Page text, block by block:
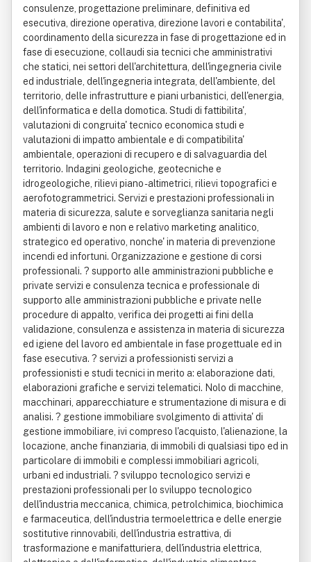
consulenze, progettazione preliminare, definitiva ed
esecutiva, direzione operativa, direzione lavori e contabilita',
coordinamento della sicurezza in fase di progettazione ed in
fase di esecuzione, collaudi sia tecnici che amministrativi
che statici, nei settori dell'architettura, dell'ingegneria civile
ed industriale, dell'ingegneria integrata, dell'ambiente, del
territorio, delle infrastrutture e piani urbanistici, dell'energia,
dell'informatica e della domotica. Studi di fattibilita',
valutazioni di congruita' tecnico economica studi e
valutazioni di impatto ambientale e di compatibilita'
ambientale, operazioni di recupero e di salvaguardia del
territorio. Indagini geologiche, geotecniche e
idrogeologiche, rilievi piano - altimetrici, rilievi topografici e
aerofotogrammetrici. Servizi e prestazioni professionali in
materia di sicurezza, salute e sorveglianza sanitaria negli
ambienti di lavoro e non e relativo marketing analitico,
strategico ed operativo, nonche' in materia di prevenzione
incendi ed infortuni. Organizzazione e gestione di corsi
professionali. ? supporto alle amministrazioni pubbliche e
private servizi e consulenza tecnica e professionale di
supporto alle amministrazioni pubbliche e private nelle
procedure di appalto, verifica dei progetti ai fini della
validazione, consulenza e assistenza in materia di sicurezza
ed igiene del lavoro ed ambientale in fase progettuale ed in
fase esecutiva. ? servizi a professionisti servizi a
professionisti e studi tecnici in merito a: elaborazione dati,
elaborazioni grafiche e servizi telematici. Nolo di macchine,
macchinari, apparecchiature e strumentazione di misura e di
analisi. ? gestione immobiliare svolgimento di attivita' di
gestione immobiliare, ivi compreso l'acquisto, l'alienazione, la
locazione, anche finanziaria, di immobili di qualsiasi tipo ed in
particolare di immobili e complessi immobiliari agricoli,
urbani ed industriali. ? sviluppo tecnologico servizi e
prestazioni professionali per lo sviluppo tecnologico
dell'industria meccanica, chimica, petrolchimica, biochimica
e farmaceutica, dell'industria termoelettrica e delle energie
sostitutive rinnovabili, dell'industria estrattiva, di
trasformazione e manifatturiera, dell'industria elettrica,